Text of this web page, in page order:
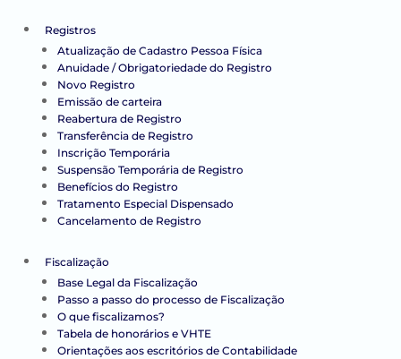
Registros
Atualização de Cadastro Pessoa Física
Anuidade / Obrigatoriedade do Registro
Novo Registro
Emissão de carteira
Reabertura de Registro
Transferência de Registro
Inscrição Temporária
Suspensão Temporária de Registro
Benefícios do Registro
Tratamento Especial Dispensado
Cancelamento de Registro
Fiscalização
Base Legal da Fiscalização
Passo a passo do processo de Fiscalização
O que fiscalizamos?
Tabela de honorários e VHTE
Orientações aos escritórios de Contabilidade